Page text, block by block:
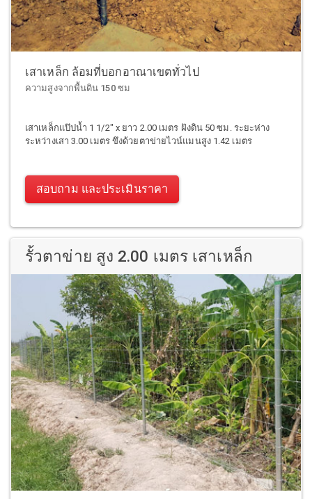
เสาเหล็ก ล้อมที่บอกอาณาเขตทั่วไป
ความสูงจากพื้นดิน 150 ซม
เสาเหล็กแป๊ปน้ำ 1 1/2" x ยาว 2.00 เมตร ฝังดิน 50 ซม. ระยะห่าง
ระหว่างเสา 3.00 เมตร ขึงด้วยตาข่ายไวน์แมนสูง 1.42 เมตร
สอบถาม และประเมินราคา
รั้วตาข่าย สูง 2.00 เมตร เสาเหล็ก